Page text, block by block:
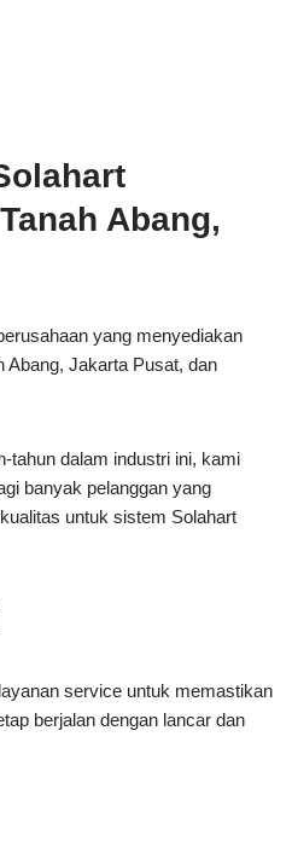
Abang,
yang menyediakan
Abang, Jakarta Pusat, dan
tahun dalam industri ini, kami
banyak pelanggan yang
untuk sistem Solahart
service untuk memastikan
berjalan dengan lancar dan